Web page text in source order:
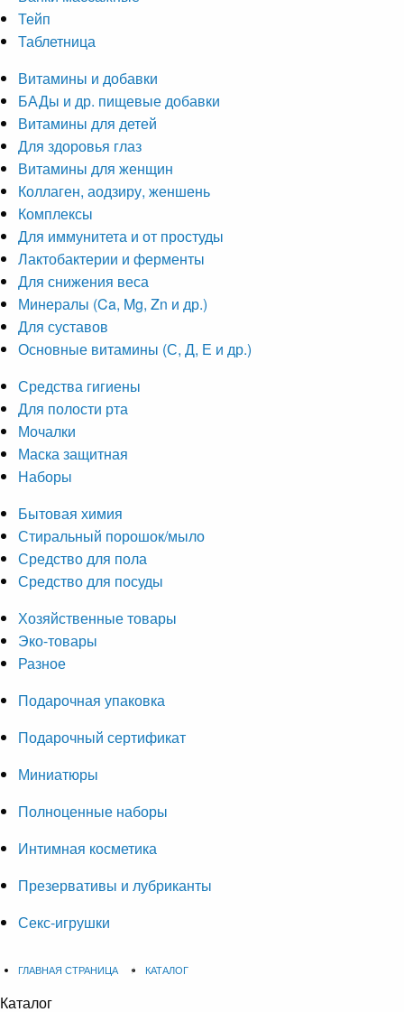
Тейп
Таблетница
Витамины и добавки
БАДы и др. пищевые добавки
Витамины для детей
Для здоровья глаз
Витамины для женщин
Коллаген, аодзиру, женшень
Комплексы
Для иммунитета и от простуды
Лактобактерии и ферменты
Для снижения веса
Минералы (Ca, Mg, Zn и др.)
Для суставов
Основные витамины (С, Д, Е и др.)
Средства гигиены
Для полости рта
Мочалки
Маска защитная
Наборы
Бытовая химия
Стиральный порошок/мыло
Средство для пола
Средство для посуды
Хозяйственные товары
Эко-товары
Разное
Подарочная упаковка
Подарочный сертификат
Миниатюры
Полноценные наборы
Интимная косметика
Презервативы и лубриканты
Секс-игрушки
ГЛАВНАЯ СТРАНИЦА КАТАЛОГ
Каталог